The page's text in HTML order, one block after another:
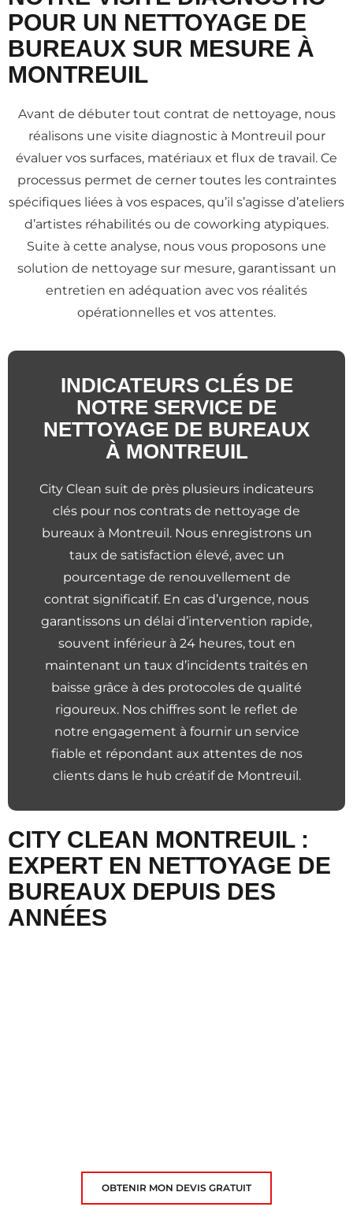
POUR UN NETTOYAGE DE
BUREAUX SUR MESURE À
MONTREUIL
Avant de débuter tout contrat de nettoyage, nous
réalisons une visite diagnostic à Montreuil pour
évaluer vos surfaces, matériaux et flux de travail. Ce
processus permet de cerner toutes les contraintes
spécifiques liées à vos espaces, qu’il s’agisse d’ateliers
d’artistes réhabilités ou de coworking atypiques.
Suite à cette analyse, nous vous proposons une
solution de nettoyage sur mesure, garantissant un
entretien en adéquation avec vos réalités
opérationnelles et vos attentes.
INDICATEURS CLÉS DE
NOTRE SERVICE DE
NETTOYAGE DE BUREAUX
À MONTREUIL
City Clean suit de près plusieurs indicateurs
clés pour nos contrats de nettoyage de
bureaux à Montreuil. Nous enregistrons un
taux de satisfaction élevé, avec un
pourcentage de renouvellement de
contrat significatif. En cas d’urgence, nous
garantissons un délai d’intervention rapide,
souvent inférieur à 24 heures, tout en
maintenant un taux d’incidents traités en
baisse grâce à des protocoles de qualité
rigoureux. Nos chiffres sont le reflet de
notre engagement à fournir un service
fiable et répondant aux attentes de nos
clients dans le hub créatif de Montreuil.
CITY CLEAN MONTREUIL :
EXPERT EN NETTOYAGE DE
BUREAUX DEPUIS DES
ANNÉES
OBTENIR MON DEVIS GRATUIT